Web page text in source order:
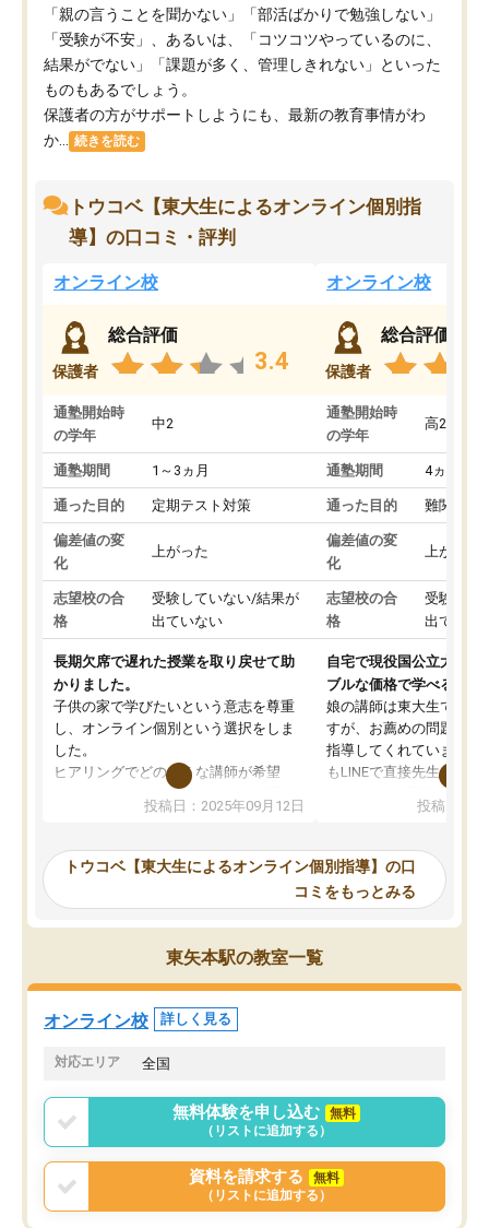
「親の言うことを聞かない」「部活ばかりで勉強しない」
「受験が不安」、あるいは、「コツコツやっているのに、
結果がでない」「課題が多く、管理しきれない」といった
ものもあるでしょう。
保護者の方がサポートしようにも、最新の教育事情がわ
か...
続きを読む
トウコベ【東大生によるオンライン個別指
導】の口コミ・評判
オンライン校
保護者
総合評価
3.4
通塾開始時
の学年
中2
通塾期間 1～3ヵ月
通った目的 定期テスト対策
偏差値の変
化
上がった
志望校の合
格
受験していない/結果が
出ていない
長期欠席で遅れた授業を取り戻せて助
かりました。
子供の家で学びたいという意志を尊重
し、オンライン個別という選択をしま
した。
ヒアリングでどのような講師が希望
か、オプションは付帯するかなど選ぶ
事が出来ました。
ーティングを行い、その講師で良いか
見てから講師を決定する事ができま
す。
うちの子は、初回面談の講師の方で決
オンラインツールを使用した単語帳の
共有があり宿題もそちらで出される形
でした。
言う事で講師変更の申し出があり、あ
まりに短期での変更だった為、塾に通
う事にして退会しました。遅れも取り
戻せ、授業内容や講師の方は良かった
と思います。
投稿日：2025年09月12日
オンライン校
保護者
総合評価
通塾開始時
の学年
高2
通塾期間 4ヵ月～1
通った目的 難関私立
偏差値の変
化
上がった
志望校の合
格
受験して
出ていな
自宅で現役国公立大学生
ブルな価格で学べる
娘の講師は東大生では無
すが、お薦めの問題集や
指導してくれています。
もLINEで直接先生に質問
めれるので、個人に合
いなのがあり(有料)、受
ことをどんなスケジュー
くか相談したのですが、
ち期待したものではなく
くなってきたようなので
投稿日：
トウコベ【東大生によるオンライン個別指導】の口
コミをもっとみる
東矢本駅の教室一覧
オンライン校 詳しく見る
対応エリア 全国
無料体験を申し込む
無料
（リストに追加する）
資料を請求する
無料
（リストに追加する）